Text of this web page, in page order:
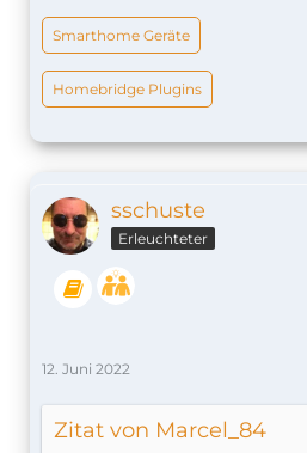
Smarthome Geräte
Homebridge Plugins
sschuste
Erleuchteter
12. Juni 2022
Zitat von Marcel_84